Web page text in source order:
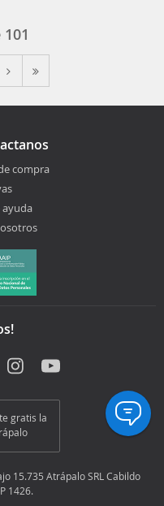
compra
ayuda
gratis la
15.735 Atrápalo SRL Cabildo
1426.